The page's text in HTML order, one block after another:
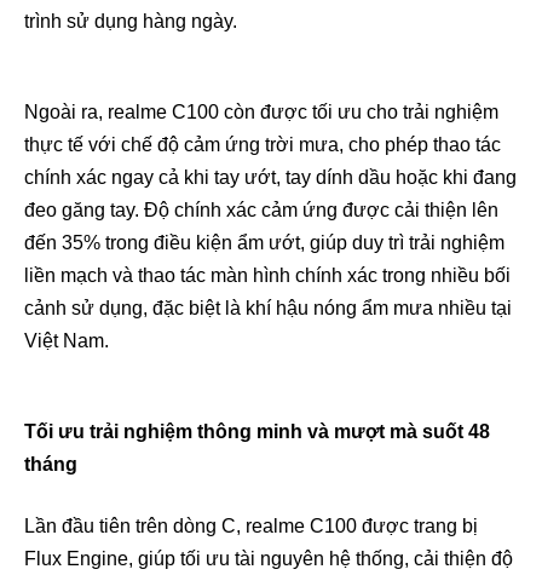
trình sử dụng hàng ngày.
Ngoài ra, realme C100 còn được tối ưu cho trải nghiệm
thực tế với chế độ cảm ứng trời mưa, cho phép thao tác
chính xác ngay cả khi tay ướt, tay dính dầu hoặc khi đang
đeo găng tay. Độ chính xác cảm ứng được cải thiện lên
đến 35% trong điều kiện ẩm ướt, giúp duy trì trải nghiệm
liền mạch và thao tác màn hình chính xác trong nhiều bối
cảnh sử dụng, đặc biệt là khí hậu nóng ẩm mưa nhiều tại
Việt Nam.
Tối ưu trải nghiệm thông minh và mượt mà suốt 48
tháng
Lần đầu tiên trên dòng C, realme C100 được trang bị
Flux Engine, giúp tối ưu tài nguyên hệ thống, cải thiện độ